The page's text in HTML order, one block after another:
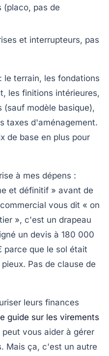
(placo, pas de
et interrupteurs, pas
le terrain, les fondations
les finitions intérieures,
(sauf modèle basique),
taxes d'aménagement.
de base en plus pour
à mes dépens :
et définitif » avant de
vous dit « on
», c'est un drapeau
un devis à 180 000
que le sol était
Pas de clause de
leurs finances
guide sur les virements
peut vous aider à gérer
Mais ça, c'est un autre